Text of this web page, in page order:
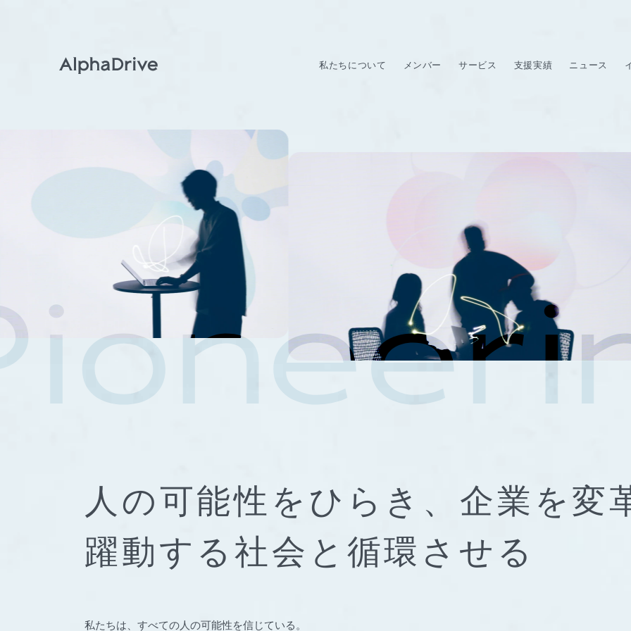
私たちについて メンバー サービス 支援実績 ニュース
人の可能性をひらき、 企業を変
躍動する社会と 循環させる
私たちは、すべての人の可能性を信じている。